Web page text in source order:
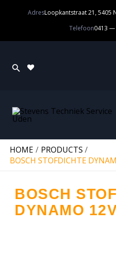
AdresLoopkantstraat 21, 5405
Telefoon0413 —
HOME
PRODUCTS
BOSCH STOFDICHTE
BOSCH
DYNAMO